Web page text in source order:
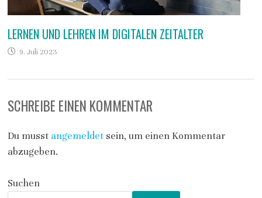
LERNEN UND LEHREN IM DIGITALEN ZEITALTER
9. Juli 2023
SCHREIBE EINEN KOMMENTAR
Du musst angemeldetsein, um einen Kommentar
abzugeben.
Suchen